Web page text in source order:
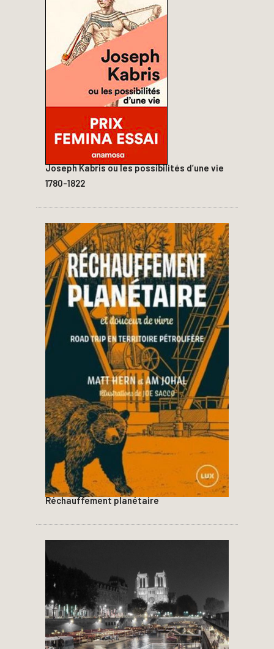
Joseph Kabris ou les possibilités d’une vie
1780-1822
Réchauffement planétaire